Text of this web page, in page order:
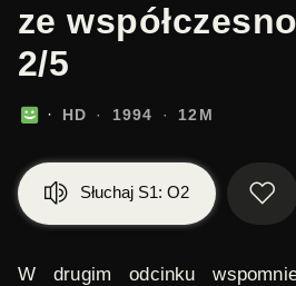
ze
2/5
HD 1994 12M
Słuchaj S1: O2
W drugim odcinku